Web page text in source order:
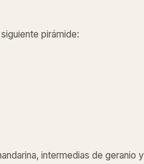
pirámide:
intermedias de geranio y